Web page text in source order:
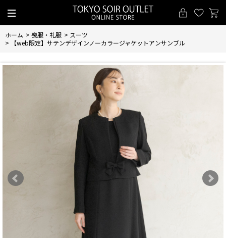
ホーム > 喪服・礼服 > スーツ
>
【web限定】サテンデザインノーカラージャケットアンサンブル